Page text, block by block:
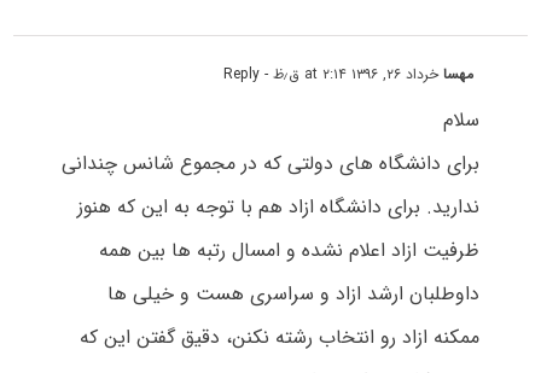
مهساخرداد ۲۶, ۱۳۹۶ at ۲:۱۴ ق٫ظ - Reply
سلام
برای دانشگاه های دولتی که در مجموع شانس چندانی
ندارید. برای دانشگاه ازاد هم با توجه به این که هنوز
ظرفیت ازاد اعلام نشده و امسال رتبه ها بین همه
داوطلبان ارشد ازاد و سراسری هست و خیلی ها
ممکنه ازاد رو انتخاب رشته نکنن، دقیق گفتن این که